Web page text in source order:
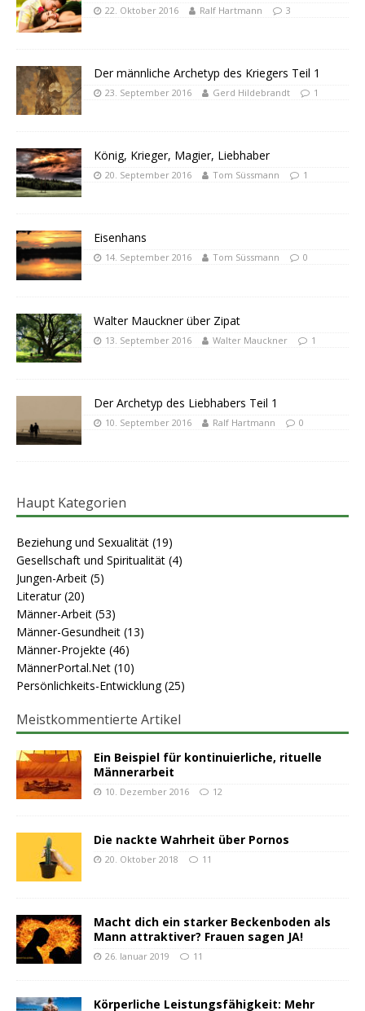
22. Oktober 2016 Ralf Hartmann 3
Der männliche Archetyp des Kriegers Teil 1
23. September 2016 Gerd Hildebrandt 1
König, Krieger, Magier, Liebhaber
20. September 2016 Tom Süssmann 1
Eisenhans
14. September 2016 Tom Süssmann 0
Walter Mauckner über Zipat
13. September 2016 Walter Mauckner 1
Der Archetyp des Liebhabers Teil 1
10. September 2016 Ralf Hartmann 0
Haupt Kategorien
Beziehung und Sexualität (19)
Gesellschaft und Spiritualität (4)
Jungen-Arbeit (5)
Literatur(20)
Männer-Arbeit (53)
Männer-Gesundheit (13)
Männer-Projekte (46)
MännerPortal.Net (10)
Persönlichkeits-Entwicklung(25)
Meistkommentierte Artikel
Ein Beispiel für kontinuierliche, rituelle
Männerarbeit
10. Dezember 2016 12
Die nackte Wahrheit über Pornos
20. Oktober 2018 11
Macht dich ein starker Beckenboden als
Mann attraktiver? Frauen sagen JA!
26. Januar 2019 11
Körperliche Leistungsfähigkeit: Mehr